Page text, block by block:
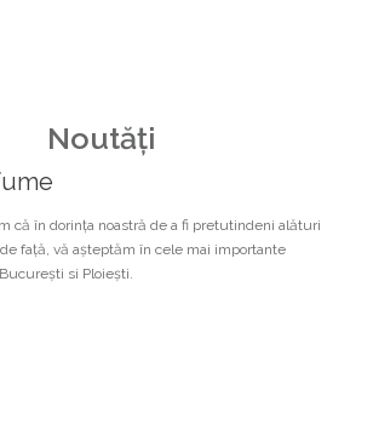
Noutăți
că în dorinţa noastră de a fi pretutindeni alături
faţă, vă așteptăm în cele mai importante
si Ploiești.